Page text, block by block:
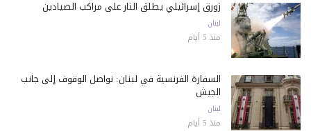
زورق إسرائيلي يطلق النار على مراكب الصيادين
لبنان
منذ 5 أيام
السفارة الفرنسية في لبنان: نواصل الوقوف إلى جانب
الجيش
لبنان
منذ 5 أيام